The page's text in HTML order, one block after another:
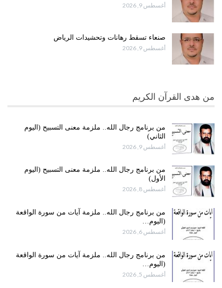
أغسطس 9, 2026
صنعاء تسقط رهانات وتحشيدات الرياض
أغسطس 9, 2026
من هدى القرآن الكريم
من برنامج رجال الله.. ملزمة معنى التسبيح (اليوم
الثاني)
أغسطس 9, 2026
من برنامج رجال الله.. ملزمة معنى التسبيح (اليوم
الأول)
أغسطس 8, 2026
من برنامج رجال الله.. ملزمة آيات من سورة الواقعة
(اليوم…
أغسطس 6, 2026
من برنامج رجال الله.. ملزمة آيات من سورة الواقعة
(اليوم…
أغسطس 5, 2026